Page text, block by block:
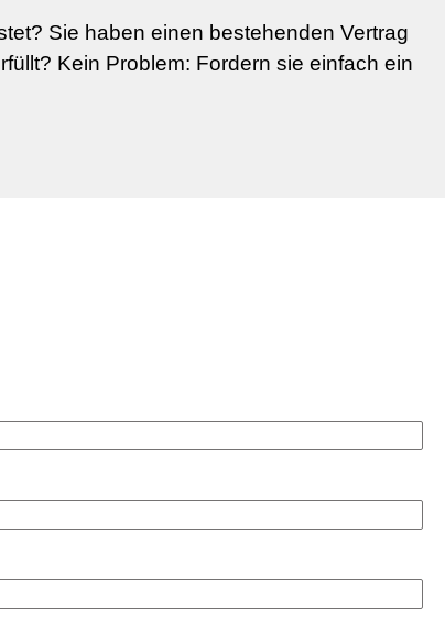
Sie haben einen bestehenden Vertrag
Kein Problem: Fordern sie einfach ein